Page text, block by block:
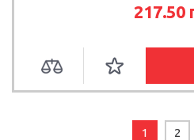
217.50
1 2